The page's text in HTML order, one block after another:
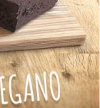
29/07/2026